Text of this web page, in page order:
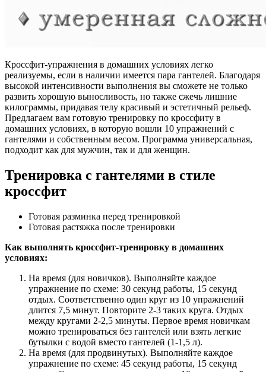
Кроссфит-упражнения в домашних условиях легко
реализуемы, если в наличии имеется пара гантелей. Благодаря
высокой интенсивности выполнения вы сможете не только
развить хорошую выносливость, но также сжечь лишние
килограммы, придавая телу красивый и эстетичный рельеф.
Предлагаем вам готовую тренировку по кроссфиту в
домашних условиях, в которую вошли 10 упражнений с
гантелями и собственным весом. Программа универсальная,
подходит как для мужчин, так и для женщин.
Тренировка с гантелями в стиле
кроссфит
Готовая разминка перед тренировкой
Готовая растяжка после тренировки
Как выполнять кроссфит-тренировку в домашних
условиях:
На время (для новичков). Выполняйте каждое
упражнение по схеме: 30 секунд работы, 15 секунд
отдых. Соответственно один круг из 10 упражнений
длится 7,5 минут. Повторите 2-3 таких круга. Отдых
между кругами 2-2,5 минуты. Первое время новичкам
можно тренироваться без гантелей или взять легкие
бутылки с водой вместо гантелей (1-1,5 л).
На время (для продвинутых). Выполняйте каждое
упражнение по схеме: 45 секунд работы, 15 секунд